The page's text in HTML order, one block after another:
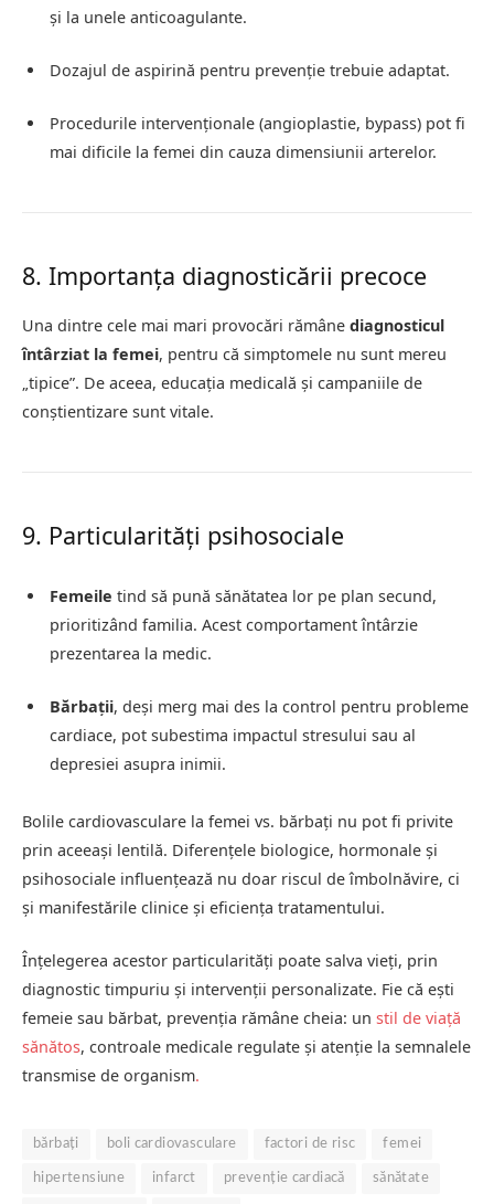
și la unele anticoagulante.
Dozajul de aspirină pentru prevenție trebuie adaptat.
Procedurile intervenționale (angioplastie, bypass) pot fi
mai dificile la femei din cauza dimensiunii arterelor.
8. Importanța diagnosticării precoce
Una dintre cele mai mari provocări rămâne diagnosticul
întârziat la femei, pentru că simptomele nu sunt mereu
„tipice”. De aceea, educația medicală și campaniile de
conștientizare sunt vitale.
9. Particularități psihosociale
Femeile tind să pună sănătatea lor pe plan secund,
prioritizând familia. Acest comportament întârzie
prezentarea la medic.
Bărbații, deși merg mai des la control pentru probleme
cardiace, pot subestima impactul stresului sau al
depresiei asupra inimii.
Bolile cardiovasculare la femei vs. bărbați nu pot fi privite
prin aceeași lentilă. Diferențele biologice, hormonale și
psihosociale influențează nu doar riscul de îmbolnăvire, ci
și manifestările clinice și eficiența tratamentului.
Înțelegerea acestor particularități poate salva vieți, prin
diagnostic timpuriu și intervenții personalizate. Fie că ești
femeie sau bărbat, prevenția rămâne cheia: un stil de viață
sănătos, controale medicale regulate și atenție la semnalele
transmise de organism.
bărbați boli cardiovasculare factori de risc femei
hipertensiune infarct prevenție cardiacă sănătate